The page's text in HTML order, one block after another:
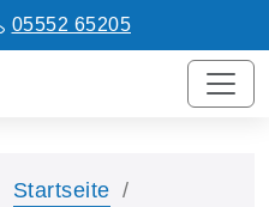
05552 65205
Startseite